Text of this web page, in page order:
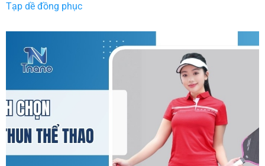
Tạp dề đồng phục